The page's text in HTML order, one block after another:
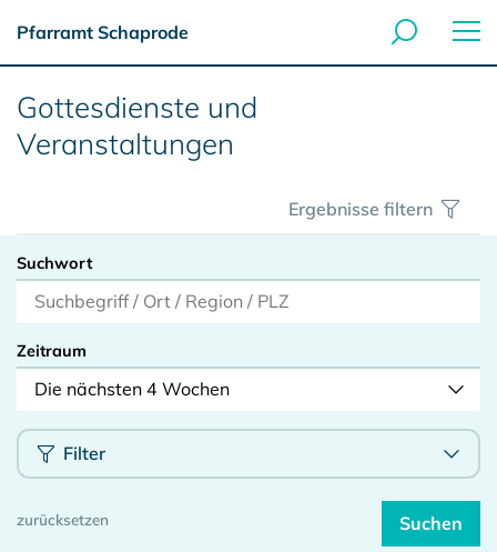
Pfarramt Schaprode
Gottesdienste und
Veranstaltungen
Ergebnisse filtern
Suchwort
Zeitraum
Die nächsten 4 Wochen
Filter